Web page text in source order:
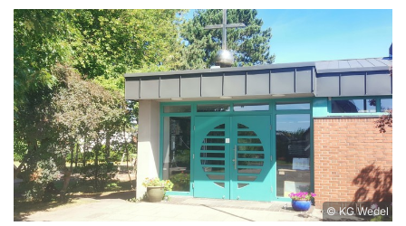
© KG Wedel